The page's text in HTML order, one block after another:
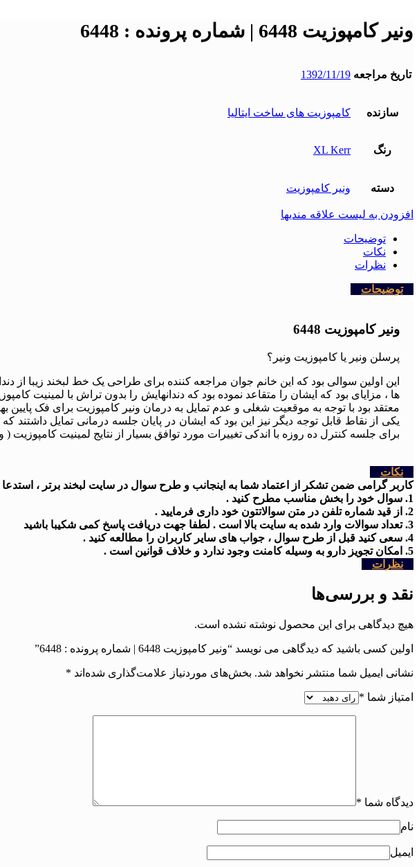
ونیر کامپوزیت 6448 | شماره پرونده : 6448
تاریخ مراجعه 1392/11/19
سازنده کامپوزیت های ساخت ایتالیا
رنگ XL Kerr
دسته ونیر کامپوزیت
افزودن به لیست علاقه مندیها
توضیحات
نکات
نظرات
توضیحات
ونیر کامپوزیت 6448
پرسلن ونیر یا کامپوزیت ونیر؟
این اولین سوالی بود که این خانم جوان مراجعه کننده برای طراحی یک خط لبخند زیبا
ها ، مزایای بود که ایشان را متقاعد نموده بود که دندانهایش را بدون تراش با لمینیت
معتقد بود با توجه به موقعیت شغلی و عدم تمایل به درمان ونیر کامپوزیت برای فک
یکی از نقاط قابل توجه دیگر نیز این بود که ایشان در پایان جلسه درمانی تمایل
برای جلسه کنترل ده روزه با اندکی تغییرات مورد توافق بسیار از نتایج لمینیت کامپوزیت ( ونیر کامپوزیت 6448 ) نهایی
نکات
کاربر گرامی ضمن تشکر از اعتماد شما به اینجانب و طرح سوال در سایت لبخند برتر ،
1. سوال خود را بخش مناسب مطرح کنید .
2. از قید شماره تلفن در متن سوالاتتون خود داری فرمایید .
3. تعداد سوالات وارد شده به سایت بالا است . لطفا جهت دریافت پاسخ کمی شکیبا باشید
4. سعی کنید قبل از طرح سوال ، جواب های سایر کاربران را مطالعه کنید .
5. امکان تجویز دارو به وسیله کامنت وجود ندارد و خلاف قوانین است .
نظرات
نقد و بررسی‌ها
هیچ دیدگاهی برای این محصول نوشته نشده است.
اولین کسی باشید که دیدگاهی می نویسد “ونیر کامپوزیت 6448 | شماره پرونده : 6448”
نشانی ایمیل شما منتشر نخواهد شد. بخش‌های موردنیاز علامت‌گذاری شده‌اند *
امتیاز شما *
دیدگاه شما *
نام
ایمیل